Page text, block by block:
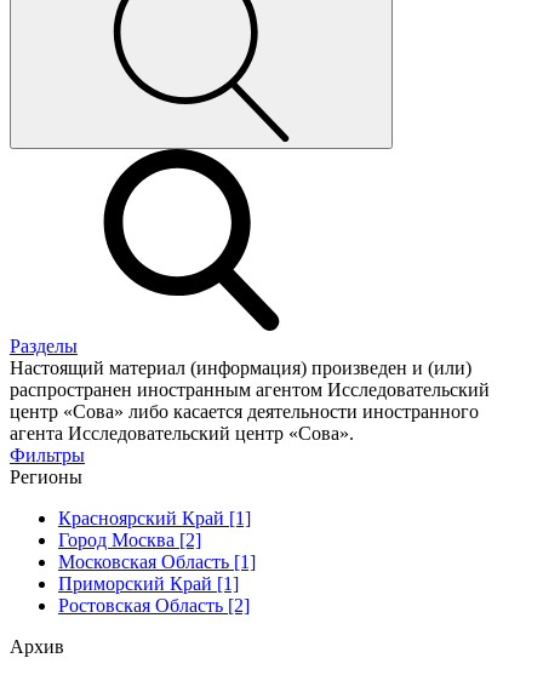
Разделы
Настоящий материал (информация) произведен и (или)
распространен иностранным агентом Исследовательский
центр «Сова» либо касается деятельности иностранного
агента Исследовательский центр «Сова».
Фильтры
Регионы
Красноярский Край [1]
Город Москва [2]
Московская Область [1]
Приморский Край [1]
Ростовская Область [2]
Архив